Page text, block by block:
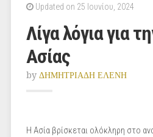
Updated on 25 Ιουνίου, 2024
Λίγα λόγια για
Ασίας
by ΔΗΜΗΤΡΙΑΔΗ ΕΛΕΝΗ
Η Ασία βρίσκεται ολόκληρη στο